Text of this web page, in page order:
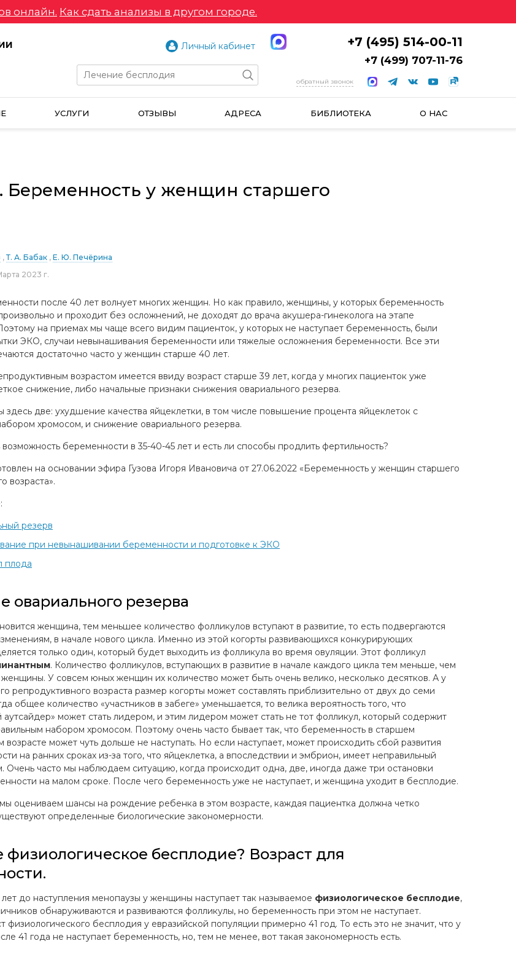
онлайн. Как сдать анализы в другом городе.
Личный кабинет +7 (495) 514-00-11
+7 (499) 707-11-76
обратный звонок
УСЛУГИ ОТЗЫВЫ АДРЕСА БИБЛИОТЕКА О НАС
Беременность у женщин старшего
Т. А. Бабак Е. Ю. Печёрина
2023 г.
после 40 лет волнует многих женщин. Но как правило, женщины, у которых беременность
и проходит без осложнений, не доходят до врача акушера-гинеколога на этапе
на приемах мы чаще всего видим пациенток, у которых не наступает беременность, были
ЭКО, случаи невынашивания беременности или тяжелые осложнения беременности. Все эти
достаточно часто у женщин старше 40 лет.
возрастом имеется ввиду возраст старше 39 лет, когда у многих пациенток уже
снижение, либо начальные признаки снижения овариального резерва.
здесь две: ухудшение качества яйцеклетки, в том числе повышение процента яйцеклеток с
хромосом, и снижение овариального резерва.
беременности в 35-40-45 лет и есть ли способы продлить фертильность?
на основании эфира Гузова Игоря Ивановича от 27.06.2022 «Беременность у женщин старшего
возраста».
резерв
при невынашивании беременности и подготовке к ЭКО
плода
овариального резерва
женщина, тем меньшее количество фолликулов вступают в развитие, то есть подвергаются
в начале нового цикла. Именно из этой когорты развивающихся конкурирующих
только один, который будет выходить из фолликула во время овуляции. Этот фолликул
. Количество фолликулов, вступающих в развитие в начале каждого цикла тем меньше, чем
женщины. У совсем юных женщин их количество может быть очень велико, несколько десятков. А у
репродуктивного возраста размер когорты может составлять приблизительно от двух до семи
общее количество «участников в забеге» уменьшается, то велика вероятность того, что
аутсайдер» может стать лидером, и этим лидером может стать не тот фолликул, который содержит
набором хромосом. Поэтому очень часто бывает так, что беременность в старшем
возрасте может чуть дольше не наступать. Но если наступает, может происходить сбой развития
на ранних сроках из-за того, что яйцеклетка, а впоследствии и эмбрион, имеет неправильный
Очень часто мы наблюдаем ситуацию, когда происходит одна, две, иногда даже три остановки
на малом сроке. После чего беременность уже не наступает, и женщина уходит в бесплодие.
оцениваем шансы на рождение ребенка в этом возрасте, каждая пациентка должна четко
определенные биологические закономерности.
физиологическое бесплодие? Возраст для
до наступления менопаузы у женщины наступает так называемое физиологическое бесплодие,
обнаруживаются и развиваются фолликулы, но беременность при этом не наступает.
физиологического бесплодия у евразийской популяции примерно 41 год. То есть это не значит, что у
41 года не наступает беременность, но, тем не менее, вот такая закономерность есть.